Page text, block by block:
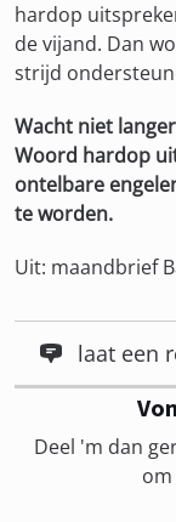
hardop
de vijand. Dan
strijd
Wacht niet
Woord hardop
ontelbare
te worden.
Uit: maandbrief
laat een
Deel 'm dan